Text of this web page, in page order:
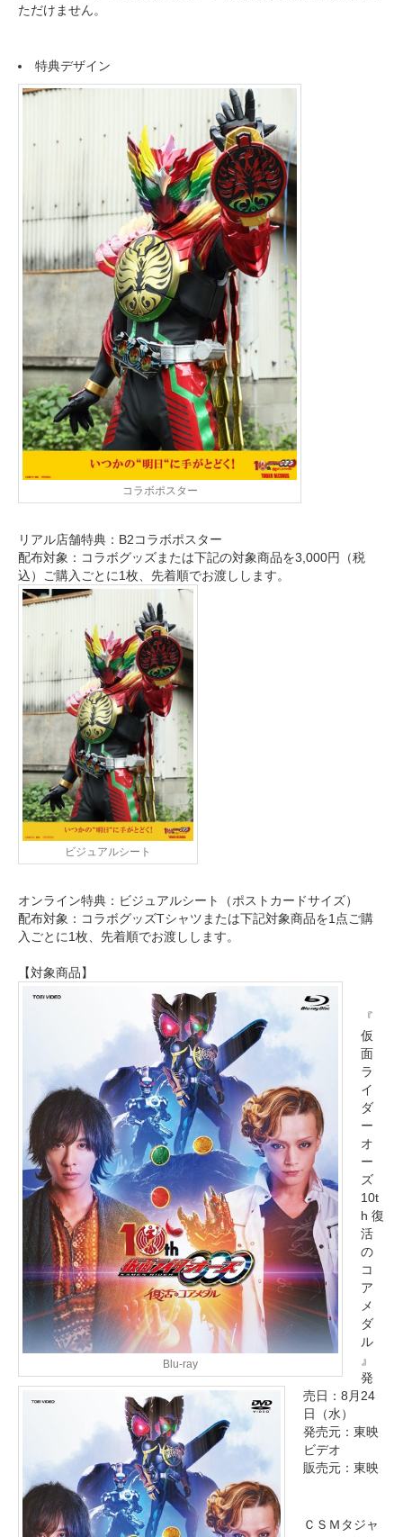
ただけません。
特典デザイン
コラボポスター
リアル店舗特典：B2コラボポスター
配布対象：コラボグッズまたは下記の対象商品を3,000円（税
込）ご購入ごとに1枚、先着順でお渡しします。
ビジュアルシート
オンライン特典：ビジュアルシート（ポストカードサイズ）
配布対象：コラボグッズTシャツまたは下記対象商品を1点ご購
入ごとに1枚、先着順でお渡しします。
【対象商品】
Blu-ray
『
仮
面
ラ
イ
ダ
ー
オ
ー
ズ
10t
h 復
活
の
コ
ア
メ
ダ
ル
』
発
売日：8月24
日（水）
発売元：東映
ビデオ
販売元：東映
ＣＳＭタジャ